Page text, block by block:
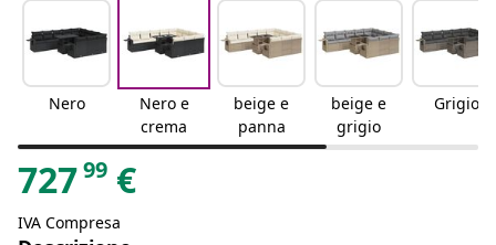
Nero
Nero e
crema
beige e
panna
beige e
grigio
Grigio
72799 €
IVA Compresa